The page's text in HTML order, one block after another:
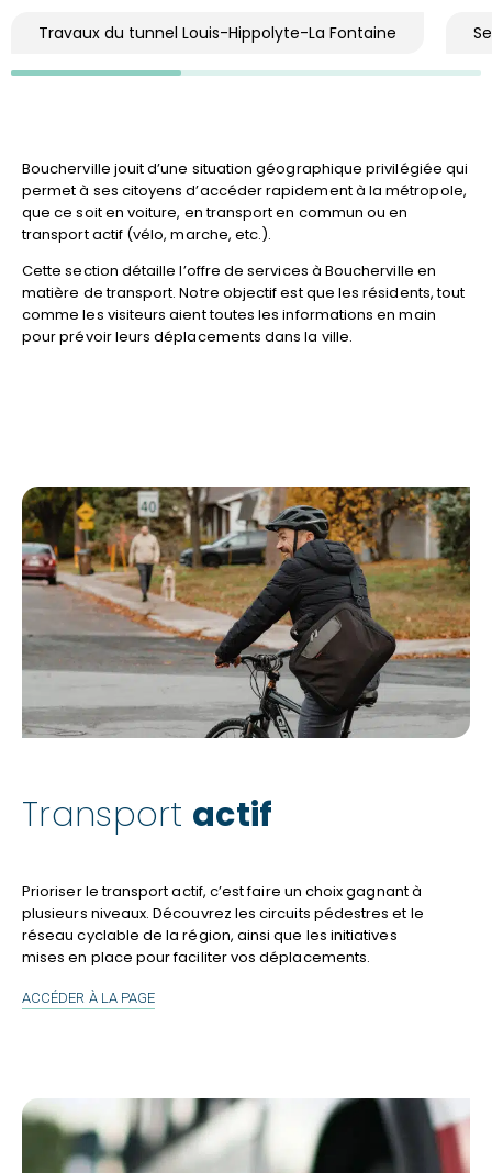
Travaux du tunnel Louis-Hippolyte-La Fontaine
Boucherville jouit d’une situation géographique privilégiée qui
permet à ses citoyens d’accéder rapidement à la métropole,
que ce soit en voiture, en transport en commun ou en
transport actif (vélo, marche, etc.).
Cette section détaille l’offre de services à Boucherville en
matière de transport. Notre objectif est que les résidents, tout
comme les visiteurs aient toutes les informations en main
pour prévoir leurs déplacements dans la ville.
Transport actif
Prioriser le transport actif, c’est faire un choix gagnant à
plusieurs niveaux. Découvrez les circuits pédestres et le
réseau cyclable de la région, ainsi que les initiatives
mises en place pour faciliter vos déplacements.
ACCÉDER À LA PAGE